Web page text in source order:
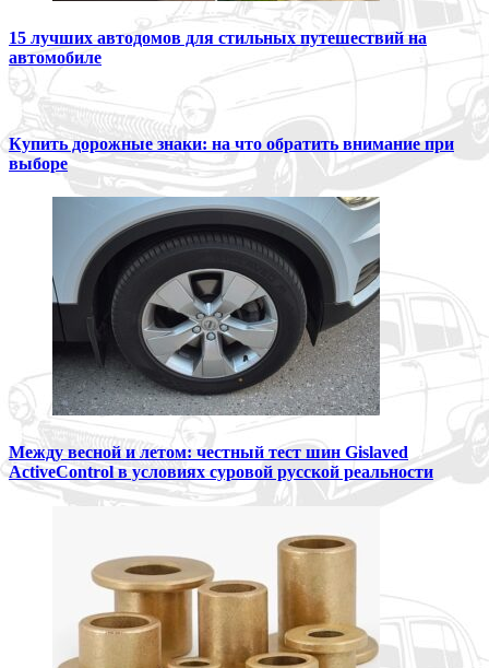
15 лучших автодомов для стильных путешествий на
автомобиле
Купить дорожные знаки: на что обратить внимание при
выборе
Между весной и летом: честный тест шин Gislaved
ActiveControl в условиях суровой русской реальности